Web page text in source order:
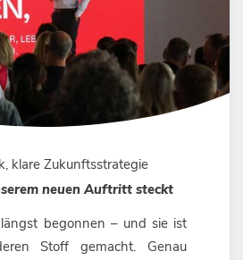
klare Zukunftsstrategie
neuen Auftritt steckt
begonnen – und sie ist
Stoff gemacht. Genau